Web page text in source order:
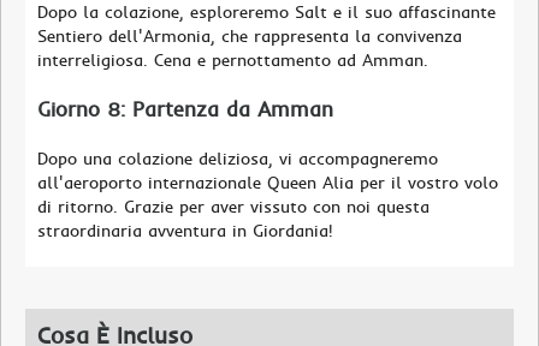
Dopo la colazione, esploreremo Salt e il suo affascinante
Sentiero dell'Armonia, che rappresenta la convivenza
interreligiosa. Cena e pernottamento ad Amman.
Giorno 8: Partenza da Amman
Dopo una colazione deliziosa, vi accompagneremo
all'aeroporto internazionale Queen Alia per il vostro volo
di ritorno. Grazie per aver vissuto con noi questa
straordinaria avventura in Giordania!
Cosa È Incluso